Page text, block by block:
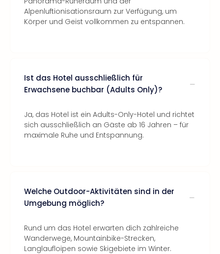
Alpenluftionisationsraum zur Verfügung, um
Körper und Geist vollkommen zu entspannen.
Ist das Hotel ausschließlich für
Erwachsene buchbar (Adults Only)?
Ja, das Hotel ist ein Adults-Only-Hotel und richtet
sich ausschließlich an Gäste ab 16 Jahren – für
maximale Ruhe und Entspannung.
Welche Outdoor-Aktivitäten sind in der
Umgebung möglich?
Rund um das Hotel erwarten dich zahlreiche
Wanderwege, Mountainbike-Strecken,
Langlaufloipen sowie Skigebiete im Winter.